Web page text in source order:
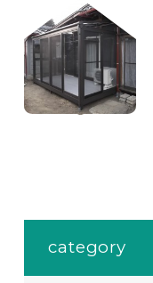
category